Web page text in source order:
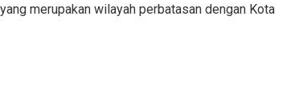
yang merupakan wilayah perbatasan dengan Kota